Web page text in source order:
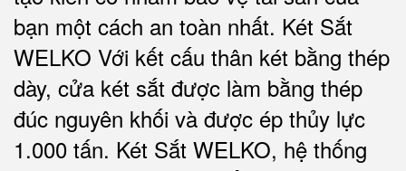
bạn một cách an toàn nhất. Két Sắt
WELKO Với kết cấu thân két bằng thép
dày, cửa két sắt được làm bằng thép
đúc nguyên khối và được ép thủy lực
1.000 tấn. Két Sắt WELKO, hệ thống